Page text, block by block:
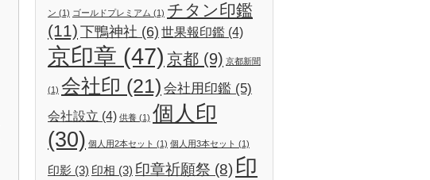
ン (1) ゴールドプレミアム (1) チタン印鑑
(11) 下鴨神社 (6) 世果報印鑑 (4)
京印章 (47) 京都 (9) 京都新聞
(1) 会社印 (21) 会社用印鑑 (5)
会社設立 (4) 供養 (1) 個人印
(30) 個人用2本セット (1) 個人用3本セット (1)
印影 (3) 印相 (3) 印章祈願祭 (8) 印